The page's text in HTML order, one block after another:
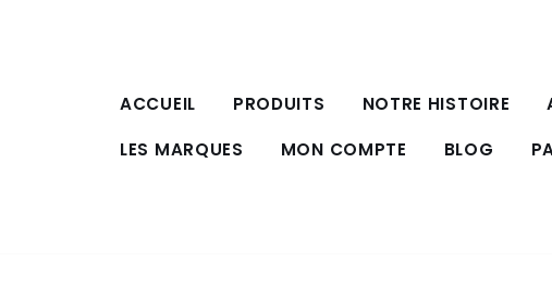
ACCUEIL PRODUITS NOTRE HISTOIRE
LES MARQUES
MON COMPTE BLOG